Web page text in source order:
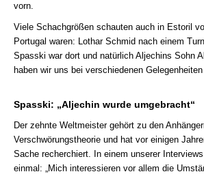
vorn.
Viele Schachgrößen schauten auch in Estoril
Portugal waren: Lothar Schmid nach einem
Spasski war dort und natürlich Aljechins Sohn
haben wir uns bei verschiedenen
Spasski: „Aljechin wurde umgebracht“
Der zehnte Weltmeister gehört zu den
Verschwörungstheorie und hat vor einigen
Sache recherchiert. In einem unserer
einmal: „Mich interessieren vor allem die